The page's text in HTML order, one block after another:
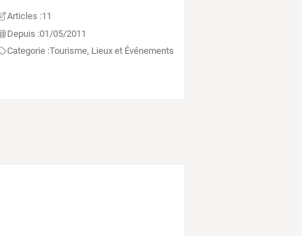
Articles :11
Depuis :01/05/2011
Categorie :Tourisme, Lieux et Événements